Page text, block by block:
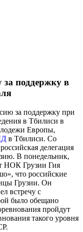
поддержку в
за поддержку при
в Тбилиси в
Европы,
в Тбилиси. Со
делегация
В понедельник,
НОК Грузии Гия
что российские
Грузии. Он
встречу с
было обещано
пройдут
такого уровня